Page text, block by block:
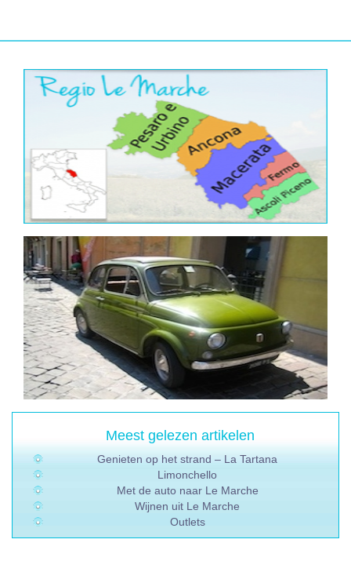
Meest gelezen artikelen
Genieten op het strand – La Tartana
Limonchello
Met de auto naar Le Marche
Wijnen uit Le Marche
Outlets